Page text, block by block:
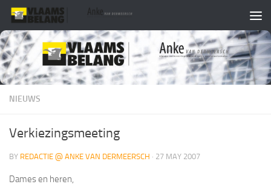
Skip to content
NIEUWS
Verkiezingsmeeting
BY REDACTIE @ ANKE VAN DERMEERSCH · 27 MAY 2007
Dames en heren,